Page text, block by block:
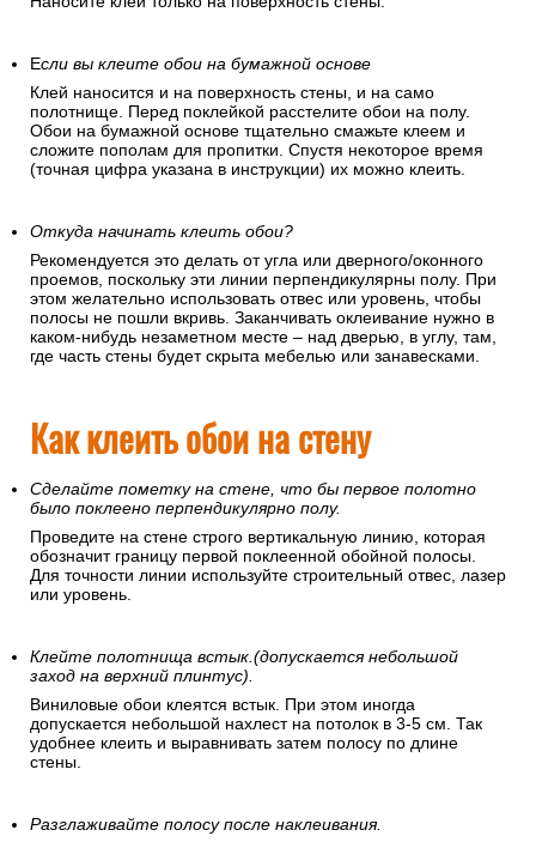
Если вы клеите обои на бумажной основе
Клей наносится и на поверхность стены, и на само
полотнище. Перед поклейкой расстелите обои на полу.
Обои на бумажной основе тщательно смажьте клеем и
сложите пополам для пропитки. Спустя некоторое время
(точная цифра указана в инструкции) их можно клеить.
Откуда начинать клеить обои?
Рекомендуется это делать от угла или дверного/оконного
проемов, поскольку эти линии перпендикулярны полу. При
этом желательно использовать отвес или уровень, чтобы
полосы не пошли вкривь. Заканчивать оклеивание нужно в
каком-нибудь незаметном месте – над дверью, в углу, там,
где часть стены будет скрыта мебелью или занавесками.
Как клеить обои на стену
Сделайте пометку на стене, что бы первое полотно
было поклеено перпендикулярно полу.
Проведите на стене строго вертикальную линию, которая
обозначит границу первой поклеенной обойной полосы.
Для точности линии используйте строительный отвес, лазер
или уровень.
Клейте полотнища встык.(допускается небольшой
заход на верхний плинтус).
Виниловые обои клеятся встык. При этом иногда
допускается небольшой нахлест на потолок в 3-5 см. Так
удобнее клеить и выравнивать затем полосу по длине
стены.
Разглаживайте полосу после наклеивания.